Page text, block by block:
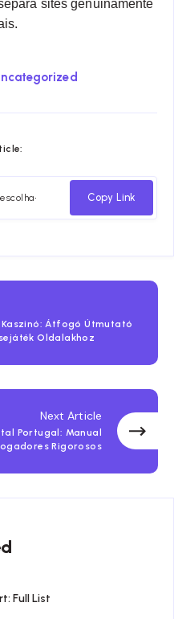
sites genuinamente
Copy Link
Átfogó Útmutató
Oldalakhoz
Next Article
Portugal: Manual
Rigorosos
Full List